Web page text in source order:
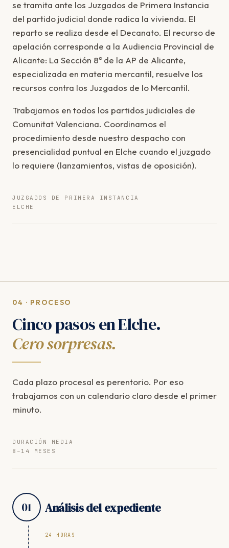
se tramita ante los Juzgados de Primera Instancia
del partido judicial donde radica la vivienda. El
reparto se realiza desde el Decanato. El recurso de
apelación corresponde a la Audiencia Provincial de
Alicante: La Sección 8ª de la AP de Alicante,
especializada en materia mercantil, resuelve los
recursos contra los Juzgados de lo Mercantil.
Trabajamos en todos los partidos judiciales de
Comunitat Valenciana. Coordinamos el
procedimiento desde nuestro despacho con
presencialidad puntual en Elche cuando el juzgado
lo requiere (lanzamientos, vistas de oposición).
JUZGADOS DE PRIMERA INSTANCIA
ELCHE
04 · PROCESO
Cinco pasos en Elche.
Cero sorpresas.
Cada plazo procesal es perentorio. Por eso
trabajamos con un calendario claro desde el primer
minuto.
DURACIÓN MEDIA
8–14 MESES
01 Análisis del expediente
24 HORAS